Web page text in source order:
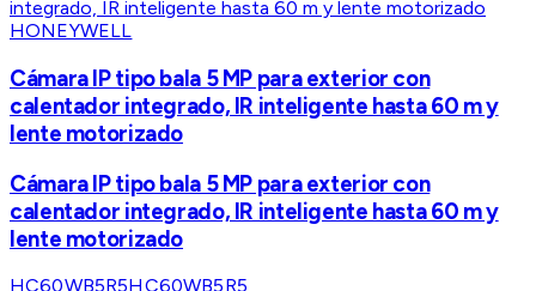
HONEYWELL
Cámara IP tipo bala 5 MP para exterior con
calentador integrado, IR inteligente hasta 60 m y
lente motorizado
Cámara IP tipo bala 5 MP para exterior con
calentador integrado, IR inteligente hasta 60 m y
lente motorizado
HC60WB5R5HC60WB5R5